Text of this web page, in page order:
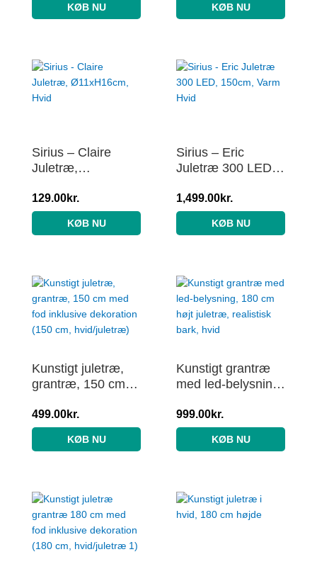
KØB NU KØB NU
Sirius – Claire
Juletræ,
129.00kr.
KØB NU
Sirius – Eric
Juletræ 300 LED,
1,499.00kr.
KØB NU
Kunstigt juletræ,
grantræ, 150 cm
dekoration (150
cm, hvid/juletræ)
499.00kr.
KØB NU
Kunstigt grantræ
med led-belysning,
juletræ, realistisk
bark, hvid
999.00kr.
KØB NU